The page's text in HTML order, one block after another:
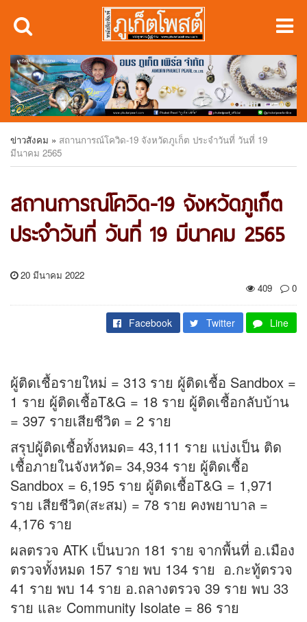
ข่าวสังคม » สถานการณ์โควิด-19 จังหวัดภูเก็ต ประจำวันที่ วันที่ 19
มีนาคม 2565
สถานการณ์โควิด-19 จังหวัดภูเก็ต
ประจำวันที่ วันที่ 19 มีนาคม 2565
20 มีนาคม 2022
409
0
Facebook Twitter Line
ผู้ติดเชื้อรายใหม่ = 313 ราย ผู้ติดเชื้อ Sandbox =
1 ราย ผู้ติดเชื้อT&G = 18 ราย ผู้ติดเชื้อกลับบ้าน
= 397 รายเสียชีวิต = 2 ราย
สรุปผู้ติดเชื้อทั้งหมด= 43,111 ราย แบ่งเป็น ติด
เชื้อภายในจังหวัด= 34,934 ราย ผู้ติดเชื้อ
Sandbox = 6,195 ราย ผู้ติดเชื้อT&G = 1,971
ราย เสียชีวิต(สะสม) = 78 ราย คงพยาบาล =
4,176 ราย
ผลตรวจ ATK เป็นบวก 181 ราย จากพื้นที่ อ.เมือง
ตรวจทั้งหมด 157 ราย พบ 134 ราย อ.กะทู้ตรวจ
41 ราย พบ 14 ราย อ.ถลางตรวจ 39 ราย พบ 33
ราย และ Community Isolate = 86 ราย